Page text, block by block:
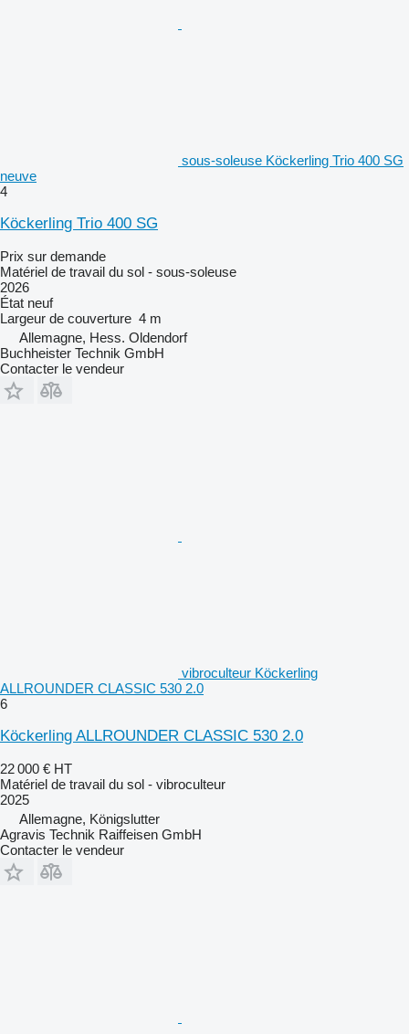
sous-soleuse Köckerling Trio 400 SG
neuve
4
Köckerling Trio 400 SG
Prix sur demande
Matériel de travail du sol - sous-soleuse
2026
État neuf
Largeur de couverture 4 m
Allemagne, Hess. Oldendorf
Buchheister Technik GmbH
Contacter le vendeur
vibroculteur Köckerling
ALLROUNDER CLASSIC 530 2.0
6
Köckerling ALLROUNDER CLASSIC 530 2.0
22 000 € HT
Matériel de travail du sol - vibroculteur
2025
Allemagne, Königslutter
Agravis Technik Raiffeisen GmbH
Contacter le vendeur